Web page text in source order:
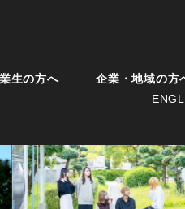
生の方へ
企業・地域の方